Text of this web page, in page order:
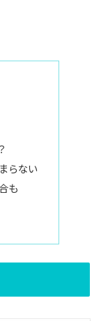
らない
も